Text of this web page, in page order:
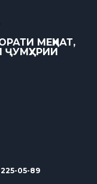
МЕҲНАТ,
05-89